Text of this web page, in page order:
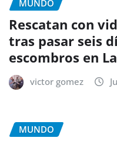
MUNDO
Rescatan con
tras pasar seis
escombros en
victor gomez
MUNDO